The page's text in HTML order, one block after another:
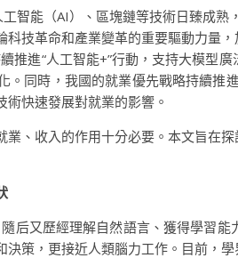
智能（AI）、區塊鏈等技術日臻成
技革命和產業變革的重要驅動力量
推進“人工智能+”行動，支持大模型
。同時，我國的就業優先戰略持續
快速發展對就業的影響。
、收入的作用十分必要。本文旨在
后又歷經理解自然語言、獲得學習
策，更接近人類腦力工作。目前，